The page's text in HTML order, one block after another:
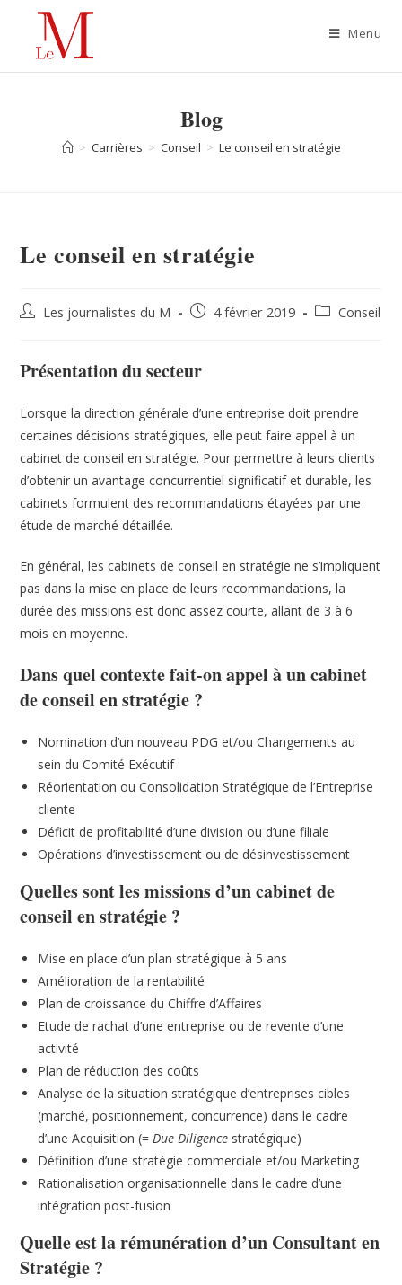
Menu
Blog
> Carrières > Conseil > Le conseil en stratégie
Le conseil en stratégie
Les journalistes du M 4 février 2019 Conseil
Présentation du secteur
Lorsque la direction générale d’une entreprise doit prendre
certaines décisions stratégiques, elle peut faire appel à un
cabinet de conseil en stratégie. Pour permettre à leurs clients
d’obtenir un avantage concurrentiel significatif et durable, les
cabinets formulent des recommandations étayées par une
étude de marché détaillée.
En général, les cabinets de conseil en stratégie ne s’impliquent
pas dans la mise en place de leurs recommandations, la
durée des missions est donc assez courte, allant de 3 à 6
mois en moyenne.
Dans quel contexte fait-on appel à un cabinet
de conseil en stratégie ?
Nomination d’un nouveau PDG et/ou Changements au
sein du Comité Exécutif
Réorientation ou Consolidation Stratégique de l’Entreprise
cliente
Déficit de profitabilité d’une division ou d’une filiale
Opérations d’investissement ou de désinvestissement
Quelles sont les missions d’un cabinet de
conseil en stratégie ?
Mise en place d’un plan stratégique à 5 ans
Amélioration de la rentabilité
Plan de croissance du Chiffre d’Affaires
Etude de rachat d’une entreprise ou de revente d’une
activité
Plan de réduction des coûts
Analyse de la situation stratégique d’entreprises cibles
(marché, positionnement, concurrence) dans le cadre
d’une Acquisition (=Due Diligence stratégique)
Définition d’une stratégie commerciale et/ou Marketing
Rationalisation organisationnelle dans le cadre d’une
intégration post-fusion
Quelle est la rémunération d’un Consultant en
Stratégie ?